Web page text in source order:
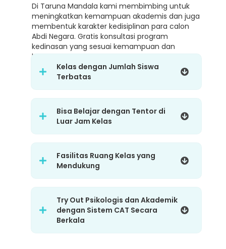
Di Taruna Mandala kami membimbing untuk
meningkatkan kemampuan akademis dan juga
membentuk karakter kedisiplinan para calon
Abdi Negara. Gratis konsultasi program
kedinasan yang sesuai kemampuan dan
karakter.
Kelas dengan Jumlah Siswa
Terbatas
Bisa Belajar dengan Tentor di
Luar Jam Kelas
Fasilitas Ruang Kelas yang
Mendukung
Try Out Psikologis dan Akademik
dengan Sistem CAT Secara
Berkala